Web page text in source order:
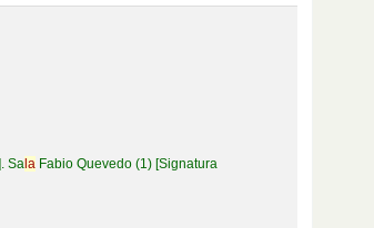
.Sala Fabio Quevedo (1) Signatura